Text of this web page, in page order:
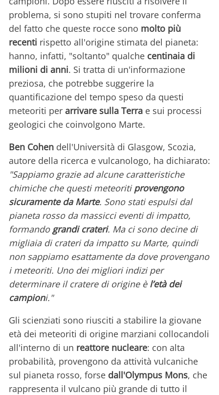
problema, si sono stupiti nel trovare conferma
del fatto che queste rocce sono molto più
recenti rispetto all'origine stimata del pianeta:
hanno, infatti, "soltanto" qualche centinaia di
milioni di anni. Si tratta di un'informazione
preziosa, che potrebbe suggerire la
quantificazione del tempo speso da questi
meteoriti per arrivare sulla Terra e sui processi
geologici che coinvolgono Marte.
Ben Cohen dell'Università di Glasgow, Scozia,
autore della ricerca e vulcanologo, ha dichiarato:
"Sappiamo grazie ad alcune caratteristiche
chimiche che questi meteoritiprovengono
sicuramente da Marte. Sono stati espulsi dal
pianeta rosso da massicci eventi di impatto,
formando grandi crateri. Ma ci sono decine di
migliaia di crateri da impatto su Marte, quindi
non sappiamo esattamente da dove provengano
i meteoriti. Uno dei migliori indizi per
determinare il cratere di origine è l’età dei
campioni."
Gli scienziati sono riusciti a stabilire la giovane
età dei meteoriti di origine marziani collocandoli
all'interno di un reattore nucleare: con alta
probabilità, provengono da attività vulcaniche
sul pianeta rosso, forse dall'Olympus Mons, che
rappresenta il vulcano più grande di tutto il